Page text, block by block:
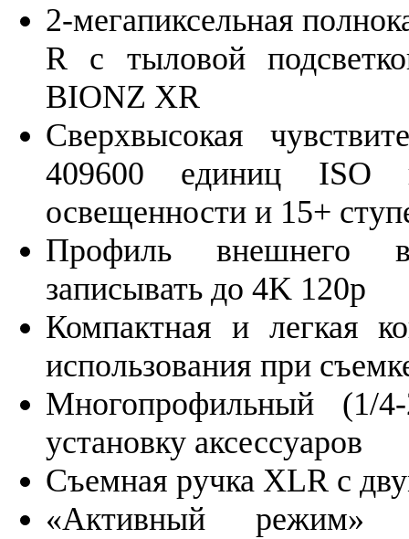
2-мегапиксельная
R с тыловой
BIONZ XR
Сверхвысокая
409600 единиц ISO
освещенности и 15+
Профиль внешнего
записывать до 4K 120p
Компактная и легкая
использования при
Многопрофильный (1/
установку аксессуаров
Съемная ручка XLR с
«Активный режим»